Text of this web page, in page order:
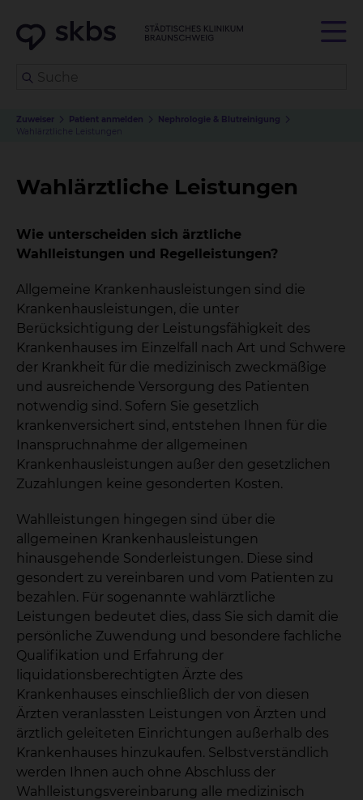
Zuweiser Patient anmelden
Nephrologie & Blutreinigung
Wahlärztliche Leistungen
Wahlärztliche Leistungen
Wie unterscheiden sich ärztliche
Wahlleistungen und Regelleistungen?
Allgemeine Krankenhausleistungen sind die
Krankenhausleistungen, die unter
Berücksichtigung der Leistungsfähigkeit des
Krankenhauses im Einzelfall nach Art und Schwere
der Krankheit für die medizinisch zweckmäßige
und ausreichende Versorgung des Patienten
notwendig sind. Sofern Sie gesetzlich
krankenversichert sind, entstehen Ihnen für die
Inanspruchnahme der allgemeinen
Krankenhausleistungen außer den gesetzlichen
Zuzahlungen keine gesonderten Kosten.
Wahlleistungen hingegen sind über die
allgemeinen Krankenhausleistungen
hinausgehende Sonderleistungen. Diese sind
gesondert zu vereinbaren und vom Patienten zu
bezahlen. Für sogenannte wahlärztliche
Leistungen bedeutet dies, dass Sie sich damit die
persönliche Zuwendung und besondere fachliche
Qualifikation und Erfahrung der
liquidationsberechtigten Ärzte des
Krankenhauses einschließlich der von diesen
Ärzten veranlassten Leistungen von Ärzten und
ärztlich geleiteten Einrichtungen außerhalb des
Krankenhauses hinzukaufen. Selbstverständlich
werden Ihnen auch ohne Abschluss der
Wahlleistungsvereinbarung alle medizinisch